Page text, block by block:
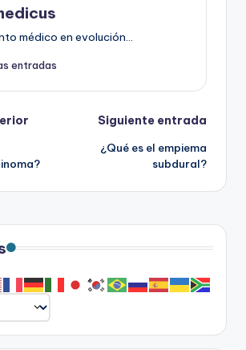
médico en evolución...
entradas
Siguiente entrada
¿Qué es el empiema
subdural?